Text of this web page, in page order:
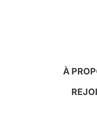
À